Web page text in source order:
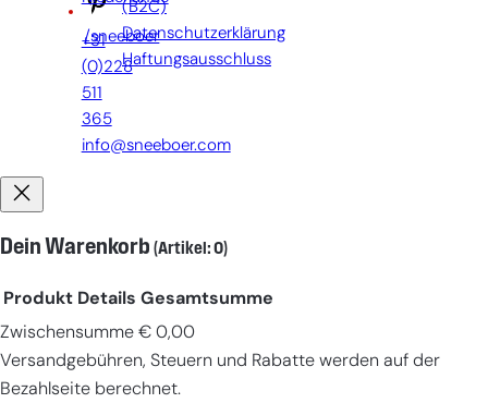
/sneeboer
+31
(0)228
511
365
info@sneeboer.com
(B2C)
Datenschutzerklärung
Haftungsausschluss
Dein Warenkorb (Artikel: 0)
Produkte
im
Produkt Details Gesamtsumme
Zwischensumme € 0,00
Versandgebühren, Steuern und Rabatte werden auf der
Bezahlseite berechnet.